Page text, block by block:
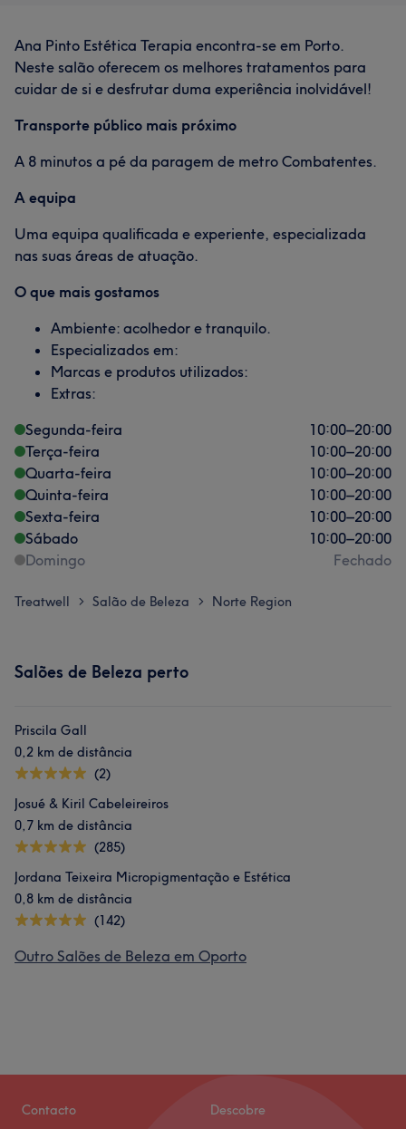
Ana Pinto Estética Terapia encontra-se em Porto.
Neste salão oferecem os melhores tratamentos para
cuidar de si e desfrutar duma experiência inolvidável!
Transporte público mais próximo
A 8 minutos a pé da paragem de metro Combatentes.
A equipa
Uma equipa qualificada e experiente, especializada
nas suas áreas de atuação.
O que mais gostamos
Ambiente: acolhedor e tranquilo.
Especializados em:
Marcas e produtos utilizados:
Extras:
Segunda-feira
10:00–20:00
Terça-feira
10:00–20:00
Quarta-feira
10:00–20:00
Quinta-feira
10:00–20:00
Sexta-feira
10:00–20:00
Sábado
10:00–20:00
Domingo
Fechado
Treatwell > Salão de Beleza > Norte Region
Salões de Beleza perto
Priscila Gall
0,2 km de distância
(2)
Josué & Kiril Cabeleireiros
0,7 km de distância
(285)
Jordana Teixeira Micropigmentação e Estética
0,8 km de distância
(142)
Outro Salões de Beleza em Oporto
Contacto Descobre